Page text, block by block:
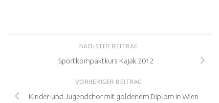
NÄCHSTER BEITRAG
Sportkompaktkurs Kajak 2012
VORHERIGER BEITRAG
Kinder-und Jugendchor mit goldenem Diplom in Wien